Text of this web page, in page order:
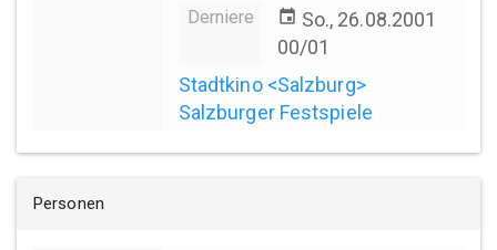
Derniere event So., 26.08.2001
00/01
Stadtkino <Salzburg>
Salzburger Festspiele
Personen